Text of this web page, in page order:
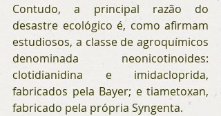
Contudo, a principal razão do
desastre ecológico é, como afirmam
estudiosos, a classe de agroquímicos
denominada neonicotinoides:
clotidianidina e imidacloprida,
fabricados pela Bayer; e tiametoxan,
fabricado pela própria Syngenta.